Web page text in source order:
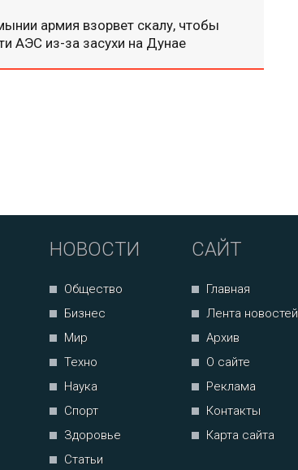
армия взорвет скалу, чтобы
АЭС из-за засухи на Дунае
НОВОСТИ
Общество
Бизнес
Мир
Техно
Наука
Спорт
Здоровье
Статьи
САЙТ
Главная
Лента новостей
Архив
О сайте
Реклама
Контакты
Карта сайта